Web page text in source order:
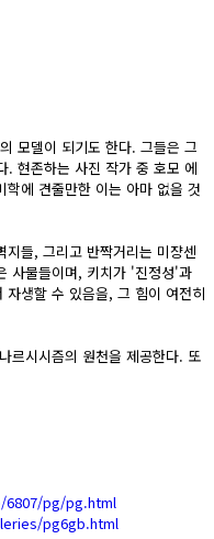
모델이 되기도 한다. 그들은 그
현존하는 사진 작가 중 호모 에
에 견줄만한 이는 아마 없을 것
들, 그리고 반짝거리는 미쟝센
사물들이며, 키치가 '진정성'과
자생할 수 있음을, 그 힘이 여전히
르시시즘의 원천을 제공한다. 또
pg/pg.html
pg6gb.html